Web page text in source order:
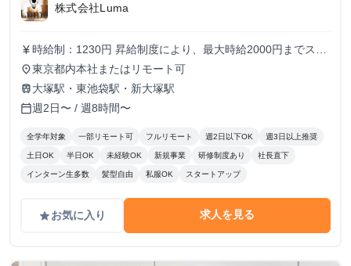
株式会社Luma
currency_yen 時給制：1230円 昇給制度により、最大時給2000円までステ
ップアップ可能です メンバーの半分以上が女性のため、女
性も働きやすい環境です！
place東京都内本社またはリモート可
train 大塚駅・東池袋駅・新大塚駅
calendar_today週2日〜 / 週8時間〜
全学年対象 一部リモート可 フルリモート 週2日以下OK 週3日以上推奨
土日OK 半日OK 未経験OK 新規事業 研修制度あり 社長直下
インターン生多数 髪型自由 私服OK スタートアップ
gradeお気に入り 求人を見る